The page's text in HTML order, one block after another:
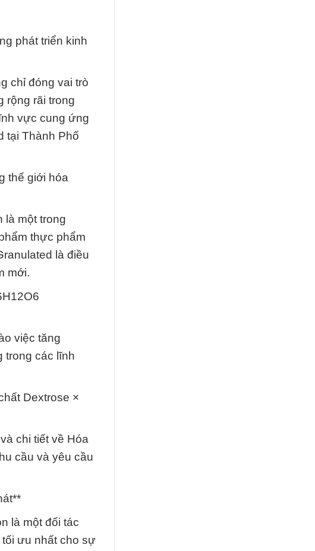
phát triển kinh
chỉ đóng vai trò
rộng rãi trong
vực cung ứng
tại Thành Phố
thế giới hóa
là một trong
thực phẩm
là điều
mới.
việc tăng
trong các lĩnh
Dextrose ×
chi tiết về Hóa
cầu và yêu cầu
là một đối tác
ưu nhất cho sự